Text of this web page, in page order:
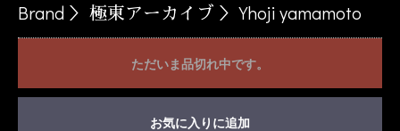
Brand ＞ 極東アーカイブ ＞ Yhoji yamamoto
ただいま品切れ中です。
お買い物を続ける カートへ進む
お気に入りに追加